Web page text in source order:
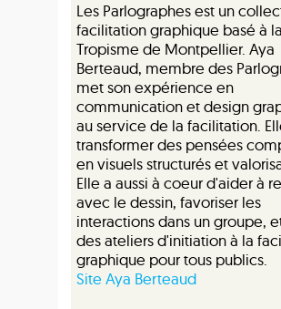
Les Parlographes est un
facilitation graphique basé à
Tropisme de Montpellier. Aya
Berteaud, membre des
met son expérience en
communication et design
au service de la facilitation.
transformer des pensées
en visuels structurés et
Elle a aussi à coeur d'aider à
avec le dessin, favoriser les
interactions dans un groupe,
des ateliers d'initiation à la
graphique pour tous publics.
Site Aya Berteaud